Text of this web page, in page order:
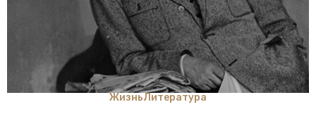
ЖизньЛитература